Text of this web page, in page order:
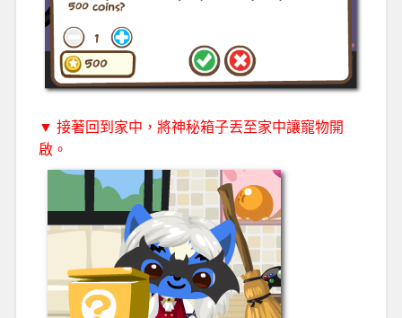
▼ 接著回到家中，將神秘箱子丟至家中讓寵物開
啟。